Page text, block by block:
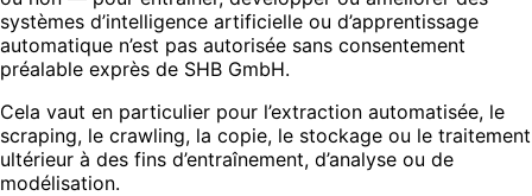
systèmes d’intelligence artificielle ou d’apprentissage
automatique n’est pas autorisée sans consentement
préalable exprès de SHB GmbH.
Cela vaut en particulier pour l’extraction automatisée, le
scraping, le crawling, la copie, le stockage ou le traitement
ultérieur à des fins d’entraînement, d’analyse ou de
modélisation.